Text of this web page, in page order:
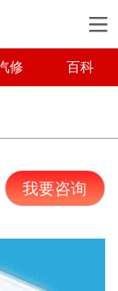
修 百科
我要咨询